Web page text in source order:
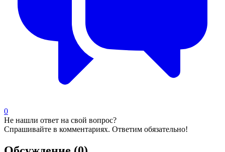
0
Не нашли ответ на свой вопрос?
Спрашивайте в комментариях. Ответим обязательно!